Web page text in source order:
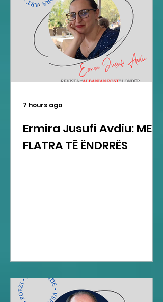
Ermira Jusufi Avdiu: ME
FLATRA TË ËNDRRËS
7 hours ago